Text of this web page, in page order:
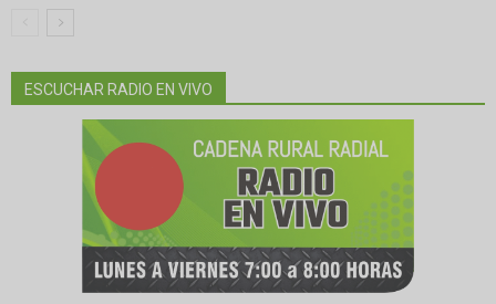
ESCUCHAR RADIO EN VIVO